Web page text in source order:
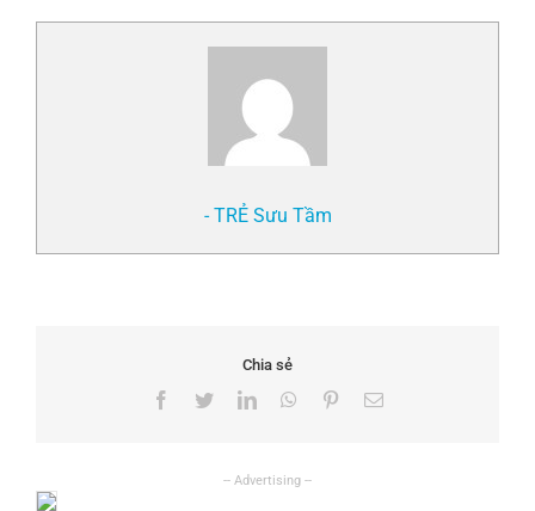
- TRẺ Sưu Tầm
Chia sẻ
Facebook
TwitterLinkedInWhatsApp
PinterestEmail